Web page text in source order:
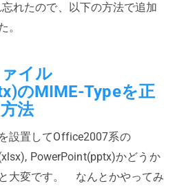
れたので、以下の方法で追加
。
イル
のMIME-Typeを正
法
設置してOffice2007系の
PowerPoint(pptx)かどうか
大変です。 なんとかやってみ